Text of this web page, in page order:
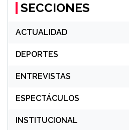
SECCIONES
ACTUALIDAD
DEPORTES
ENTREVISTAS
ESPECTÁCULOS
INSTITUCIONAL